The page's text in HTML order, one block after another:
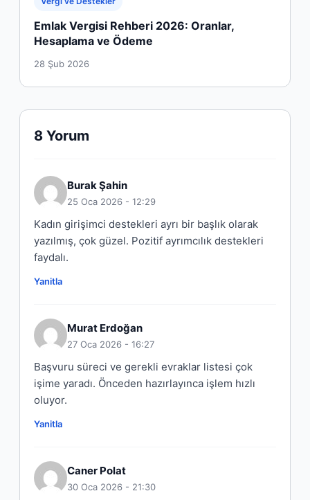
Emlak Vergisi Rehberi 2026: Oranlar,
Hesaplama ve Ödeme
28 Şub 2026
8 Yorum
Burak Şahin
25 Oca 2026 - 12:29
Kadın girişimci destekleri ayrı bir başlık olarak
yazılmış, çok güzel. Pozitif ayrımcılık destekleri
faydalı.
Yanitla
Murat Erdoğan
27 Oca 2026 - 16:27
Başvuru süreci ve gerekli evraklar listesi çok
işime yaradı. Önceden hazırlayınca işlem hızlı
oluyor.
Yanitla
Caner Polat
30 Oca 2026 - 21:30